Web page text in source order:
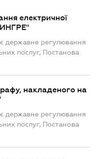
електричної
державне регулювання
послуг, Постанова
накладеного на
державне регулювання
послуг, Постанова